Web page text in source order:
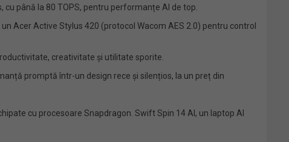
cu până la 80 TOPS, pentru performanțe AI de top.
Acer Active Stylus 420 (protocol Wacom AES 2.0) pentru control
creativitate și utilitate sporite.
promptă într-un design rece și silențios, la un preț din
cu procesoare Snapdragon. Swift Spin 14 AI, un laptop AI